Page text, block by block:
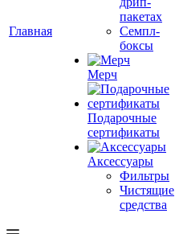
Главная
пакетах
Семпл-
боксы
Мерч
Подарочные
сертификаты
Аксессуары
Фильтры
Чистящие
средства